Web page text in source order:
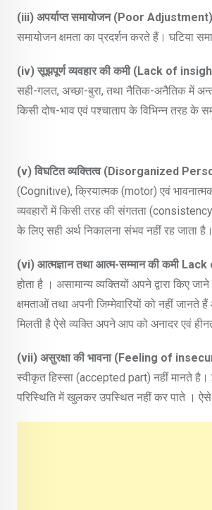
(iii) अपर्याप्त समायोजन (Poor Adjustment)
समायोजन क्षमता का प्रदर्शन करते हैं। घटिया
(iv) सूझपूर्ण व्यवहार की कमी (Lack of
सही-गलत, अच्छा-बुरा, तथा नैतिक-अनैतिक में
किसी दोष-भाव एवं पश्चाताप के विभिन्न तरह के
(v) विघटित व्यक्तित्व (Disorganized
(Cognitive), क्रियात्मक (motor) एवं
व्यवहारों में किसी तरह की संगतता
के लिए सही अर्थ निकालना संभव नहीं रह जाता है।
(vi) आत्मज्ञान तथा आत्म-सम्मान की कमी
होता है । असामान्य व्यक्तियों अपने द्वारा किए
क्षमताओं तथा अपनी जिम्मेवारियों को नहीं
मिलती है ऐसे व्यक्ति अपने आप को अनादर एवं
(vii) असुरक्षा की भावना (Feeling of
स्वीकृत हिस्सा (accepted part) नहीं मानते
परिस्थिति में खुलकर उपस्थित नहीं कर पाते ।